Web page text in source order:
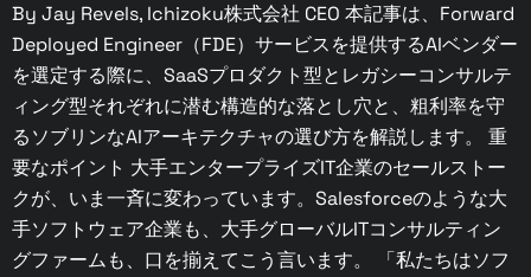
By Jay Revels, Ichizoku株式会社 CEO 本記事は、Forward
Deployed Engineer（FDE）サービスを提供するAIベンダー
を選定する際に、SaaSプロダクト型とレガシーコンサルテ
ィング型それぞれに潜む構造的な落とし穴と、粗利率を守
るソブリンなAIアーキテクチャの選び方を解説します。 重
要なポイント 大手エンタープライズIT企業のセールストー
クが、いま一斉に変わっています。Salesforceのような大
手ソフトウェア企業も、大手グローバルITコンサルティン
グファームも、口を揃えてこう言います。 「私たちはソフ